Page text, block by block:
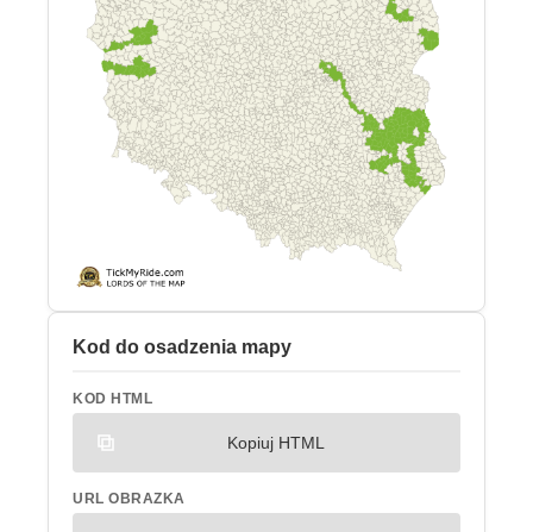
Kod do osadzenia mapy
KOD HTML
Kopiuj HTML
URL OBRAZKA